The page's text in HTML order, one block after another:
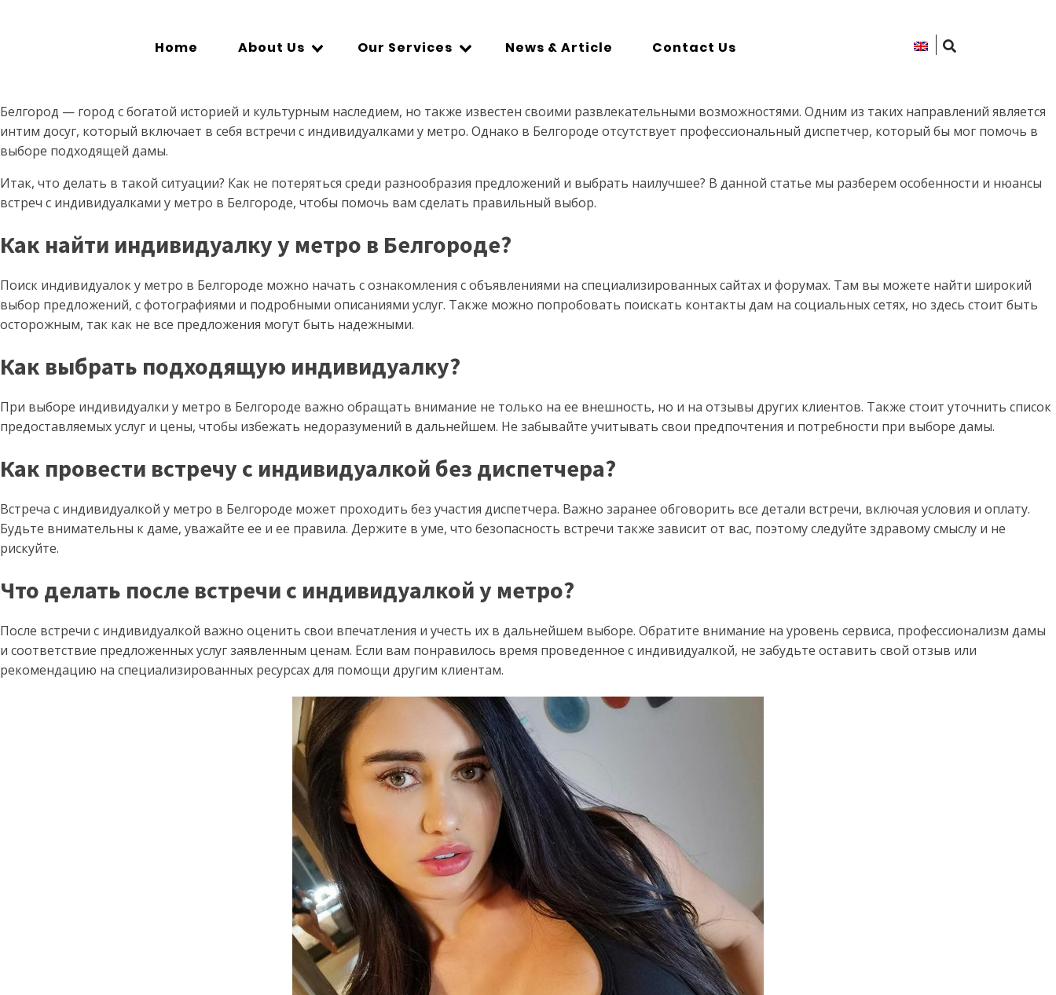
Home About Us Our Services News & Article Contact Us
Белгород — город с богатой историей и культурным наследием, но также известен своими развлекательными возможностями. Одним из таких направлений является
интим досуг, который включает в себя встречи с индивидуалками у метро. Однако в Белгороде отсутствует профессиональный диспетчер, который бы мог помочь в
выборе подходящей дамы.
Итак, что делать в такой ситуации? Как не потеряться среди разнообразия предложений и выбрать наилучшее? В данной статье мы разберем особенности и нюансы
встреч с индивидуалками у метро в Белгороде, чтобы помочь вам сделать правильный выбор.
Как найти индивидуалку у метро в Белгороде?
Поиск индивидуалок у метро в Белгороде можно начать с ознакомления с объявлениями на специализированных сайтах и форумах. Там вы можете найти широкий
выбор предложений, с фотографиями и подробными описаниями услуг. Также можно попробовать поискать контакты дам на социальных сетях, но здесь стоит быть
осторожным, так как не все предложения могут быть надежными.
Как выбрать подходящую индивидуалку?
При выборе индивидуалки у метро в Белгороде важно обращать внимание не только на ее внешность, но и на отзывы других клиентов. Также стоит уточнить список
предоставляемых услуг и цены, чтобы избежать недоразумений в дальнейшем. Не забывайте учитывать свои предпочтения и потребности при выборе дамы.
Как провести встречу с индивидуалкой без диспетчера?
Встреча с индивидуалкой у метро в Белгороде может проходить без участия диспетчера. Важно заранее обговорить все детали встречи, включая условия и оплату.
Будьте внимательны к даме, уважайте ее и ее правила. Держите в уме, что безопасность встречи также зависит от вас, поэтому следуйте здравому смыслу и не
рискуйте.
Что делать после встречи с индивидуалкой у метро?
После встречи с индивидуалкой важно оценить свои впечатления и учесть их в дальнейшем выборе. Обратите внимание на уровень сервиса, профессионализм дамы
и соответствие предложенных услуг заявленным ценам. Если вам понравилось время проведенное с индивидуалкой, не забудьте оставить свой отзыв или
рекомендацию на специализированных ресурсах для помощи другим клиентам.